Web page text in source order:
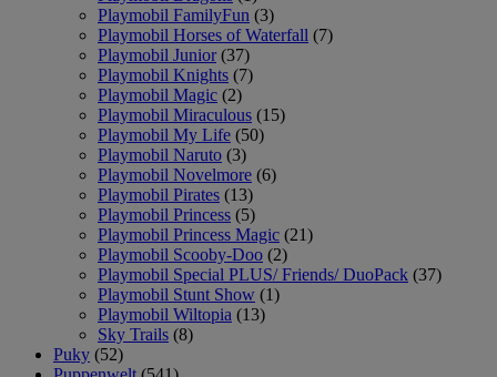
Playmobil FamilyFun (3)
Playmobil Horses of Waterfall (7)
Playmobil Junior (37)
Playmobil Knights (7)
Playmobil Magic (2)
Playmobil Miraculous (15)
Playmobil My Life (50)
Playmobil Naruto (3)
Playmobil Novelmore (6)
Playmobil Pirates (13)
Playmobil Princess (5)
Playmobil Princess Magic (21)
Playmobil Scooby-Doo (2)
Playmobil Special PLUS/ Friends/ DuoPack (37)
Playmobil Stunt Show (1)
Playmobil Wiltopia (13)
Sky Trails (8)
Puky (52)